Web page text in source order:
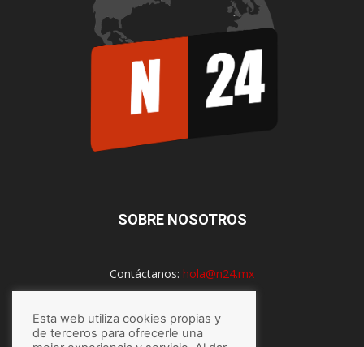
SOBRE NOSOTROS
Contáctanos: hola@n24.mx
SÍGUENOS
Esta web utiliza cookies propias y
de terceros para ofrecerle una